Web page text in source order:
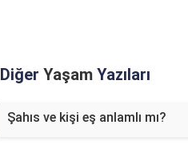
Diğer Yaşam Yazıları
Şahıs ve kişi eş anlamlı mı?